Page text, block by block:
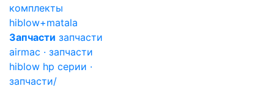
комплекты
hiblow+matala
Запчасти запчасти
airmac · запчасти
hiblow hp серии ·
запчасти/